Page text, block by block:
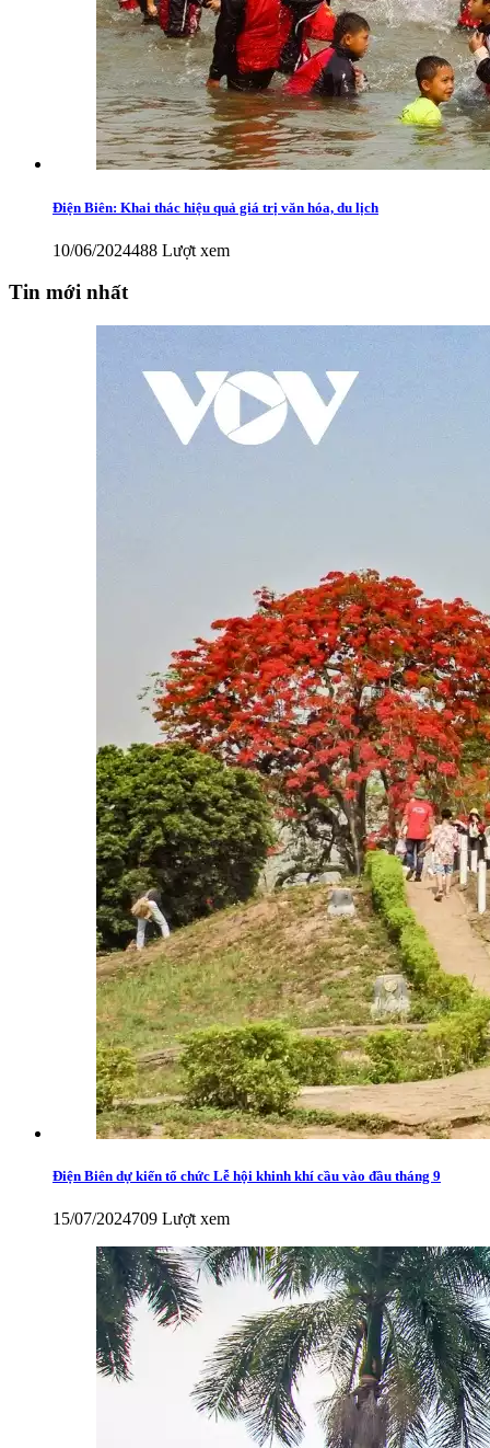
Điện Biên: Khai thác hiệu quả giá trị văn hóa, du lịch
10/06/2024488 Lượt xem
Tin mới nhất
Điện Biên dự kiến tổ chức Lễ hội khinh khí cầu vào đầu tháng 9
15/07/2024709 Lượt xem